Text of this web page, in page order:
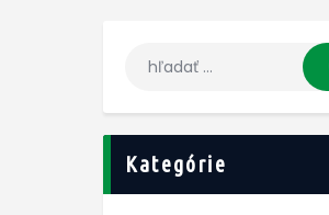
Kategórie